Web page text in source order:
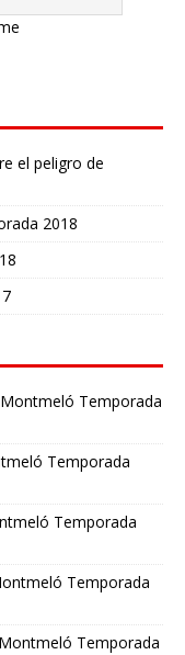
el peligro de
2018
Temporada
Temporada
Temporada
Temporada
Temporada